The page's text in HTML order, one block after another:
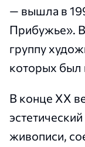
— вышла в
Прибужье».
группу
которых был
В конце ХХ
живописи,